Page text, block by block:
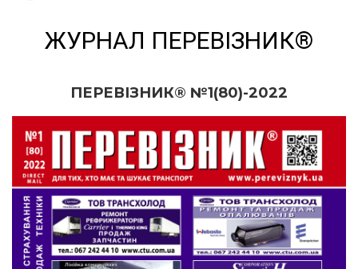
ЖУРНАЛ ПЕРЕВІЗНИК®
ПЕРЕВІЗНИК® №1(80)-2022